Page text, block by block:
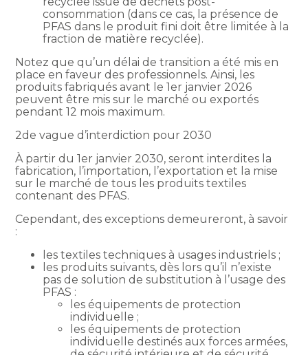
consommation (dans ce cas, la présence de
PFAS dans le produit fini doit être limitée à la
fraction de matière recyclée).
Notez que qu’un délai de transition a été mis en
place en faveur des professionnels. Ainsi, les
produits fabriqués avant le 1er janvier 2026
peuvent être mis sur le marché ou exportés
pendant 12 mois maximum.
2de vague d’interdiction pour 2030
À partir du 1er janvier 2030, seront interdites la
fabrication, l’importation, l’exportation et la mise
sur le marché de tous les produits textiles
contenant des PFAS.
Cependant, des exceptions demeureront, à savoir
:
les textiles techniques à usages industriels ;
les produits suivants, dès lors qu’il n’existe
pas de solution de substitution à l’usage des
PFAS :
les équipements de protection
individuelle ;
les équipements de protection
individuelle destinés aux forces armées,